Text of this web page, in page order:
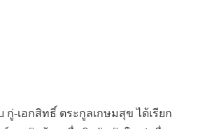
กู่-เอกสิทธิ์ ตระกูลเกษมสุข ได้เรียก